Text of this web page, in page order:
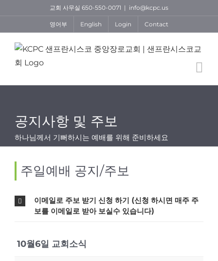
content
교회 사무실 650-550-0071 | info@kcpc.us
영어부 English Login Contact
공지사항 및 주보
하나님께서 기뻐하시는 예배를 위해 준비하세요
주일예배 공지/주보
이메일로 주보 받기 신청 하기 (신청 하시면 매주 주
보를 이메일로 받아 보실수 있습니다)
10월6일 교회소식